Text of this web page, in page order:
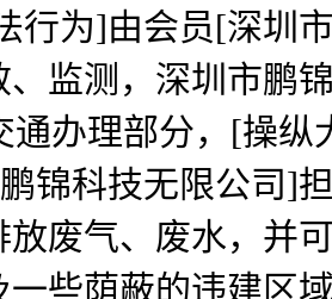
行为]由会员[深圳
监测，深圳市鹏
办理部分，[操纵
锦科技无限公司]
废气、废水，并
些荫蔽的违建区